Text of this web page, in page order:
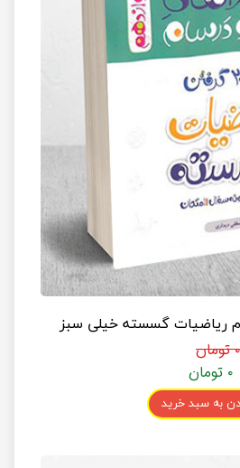
ریاضیات گسسته خیلی سبز
۰ تومان
۰ تومان
به سبد خرید